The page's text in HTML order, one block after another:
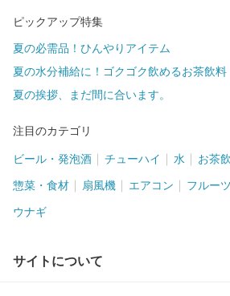
ピックアップ特集
夏の必需品！ひんやりアイテム
夏の水分補給に！ゴクゴク飲めるお茶飲料
夏の挨拶、まだ間に合います。
注目のカテゴリ
ビール・発泡酒 チューハイ 水 お茶
惣菜・食材 扇風機 エアコン フルーツ
ウナギ
サイトについて